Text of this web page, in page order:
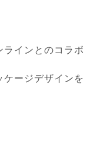
ラインとのコラボ
ージデザインを